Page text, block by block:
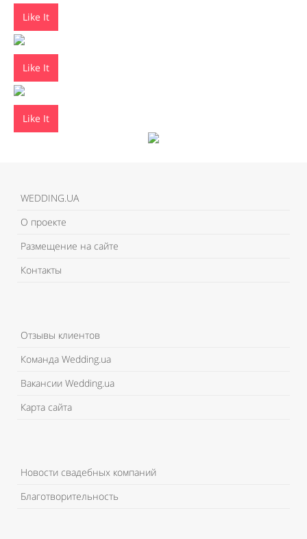
Like It
Like It
Like It
WEDDING.UA
О проекте
Размещение на сайте
Контакты
Отзывы клиентов
Команда Wedding.ua
Вакансии Wedding.ua
Карта сайта
Новости свадебных компаний
Благотворительность